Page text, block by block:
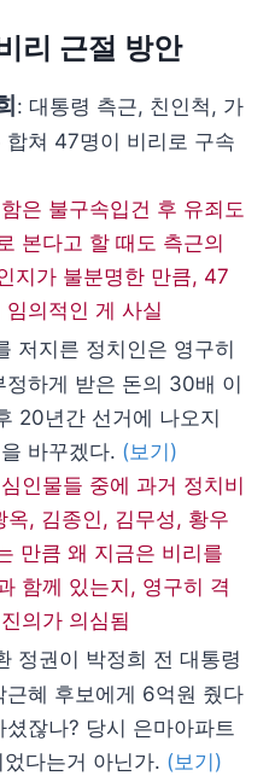
리 근절 방안
: 대통령 측근, 친인척, 가
쳐 47명이 비리로 구속
은 불구속입건 후 유죄도
본다고 할 때도 측근의
지가 불분명한 만큼, 47
의적인 게 사실
저지른 정치인은 영구히
하게 받은 돈의 30배 이
20년간 선거에 나오지
바꾸겠다. (보기)
인물들 중에 과거 정치비
옥, 김종인, 김무성, 황우
만큼 왜 지금은 비리를
함께 있는지, 영구히 격
의가 의심됨
정권이 박정희 전 대통령
혜 후보에게 6억원 줬다
잖나? 당시 은마아파트
다는거 아닌가. (보기)